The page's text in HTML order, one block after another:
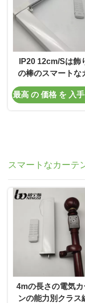
IP20 12cm/Sは飾
の棒のスマートな
テン モーター白い
モーターを備え
最高 の 価格 を 入
スマートなカーテ
4mの長さの電気カ
ンの能力別クラス